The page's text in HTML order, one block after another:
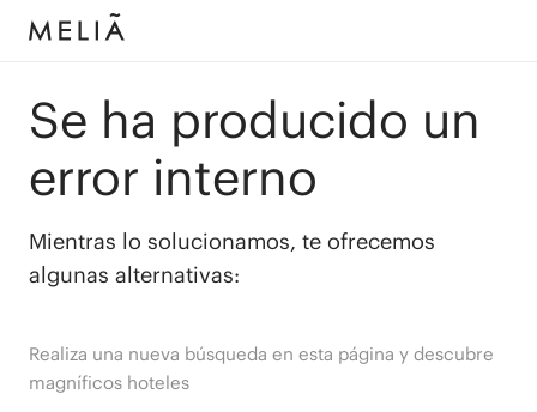
Se ha producido un
error interno
Mientras lo solucionamos, te ofrecemos
algunas alternativas:
Realiza una nueva búsqueda en esta página y descubre
magníficos hoteles